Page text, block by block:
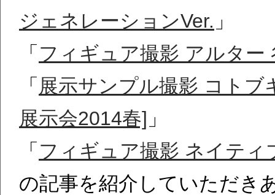
ジェネレーションVer. 」
「 フィギュア撮影 アルター
「 展示サンプル撮影 コトブ
展示会2014春] 」
「 フィギュア撮影 ネイティ
の記事を紹介していただき